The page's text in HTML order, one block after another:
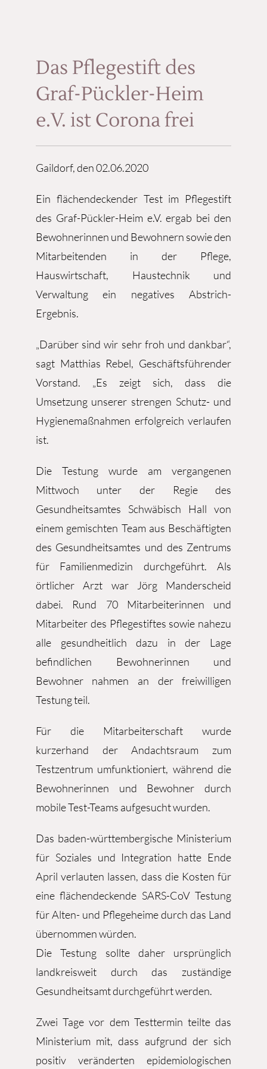
Das Pflegestift des
Graf-Pückler-Heim
e.V. ist Corona frei
Gaildorf, den 02.06.2020
Ein flächendeckender Test im Pflegestift
des Graf-Pückler-Heim e.V. ergab bei den
Bewohnerinnen und Bewohnern sowie den
Mitarbeitenden in der Pflege,
Hauswirtschaft, Haustechnik und
Verwaltung ein negatives Abstrich-
Ergebnis.
„Darüber sind wir sehr froh und dankbar“,
sagt Matthias Rebel, Geschäftsführender
Vorstand. „Es zeigt sich, dass die
Umsetzung unserer strengen Schutz- und
Hygienemaßnahmen erfolgreich verlaufen
ist.
Die Testung wurde am vergangenen
Mittwoch unter der Regie des
Gesundheitsamtes Schwäbisch Hall von
einem gemischten Team aus Beschäftigten
des Gesundheitsamtes und des Zentrums
für Familienmedizin durchgeführt. Als
örtlicher Arzt war Jörg Manderscheid
dabei. Rund 70 Mitarbeiterinnen und
Mitarbeiter des Pflegestiftes sowie nahezu
alle gesundheitlich dazu in der Lage
befindlichen Bewohnerinnen und
Bewohner nahmen an der freiwilligen
Testung teil.
Für die Mitarbeiterschaft wurde
kurzerhand der Andachtsraum zum
Testzentrum umfunktioniert, während die
Bewohnerinnen und Bewohner durch
mobile Test-Teams aufgesucht wurden.
Das baden-württembergische Ministerium
für Soziales und Integration hatte Ende
April verlauten lassen, dass die Kosten für
eine flächendeckende SARS-CoV Testung
für Alten- und Pflegeheime durch das Land
übernommen würden.
Die Testung sollte daher ursprünglich
landkreisweit durch das zuständige
Gesundheitsamt durchgeführt werden.
Zwei Tage vor dem Testtermin teilte das
Ministerium mit, dass aufgrund der sich
positiv veränderten epidemiologischen